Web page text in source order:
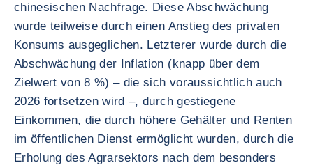
chinesischen Nachfrage. Diese Abschwächung
wurde teilweise durch einen Anstieg des privaten
Konsums ausgeglichen. Letzterer wurde durch die
Abschwächung der Inflation (knapp über dem
Zielwert von 8 %) – die sich voraussichtlich auch
2026 fortsetzen wird –, durch gestiegene
Einkommen, die durch höhere Gehälter und Renten
im öffentlichen Dienst ermöglicht wurden, durch die
Erholung des Agrarsektors nach dem besonders